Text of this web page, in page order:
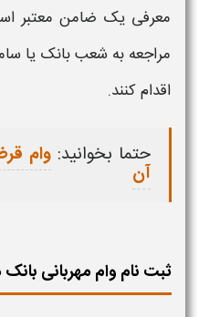
معرفی یک ضامن معتبر
مراجعه به شعببانک یا
اقدام کنند.
حتما بخوانید: وام
آن
ثبت نام وام مهربانی